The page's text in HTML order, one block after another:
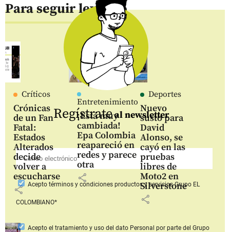
Para seguir leyendo
Críticos
Crónicas
de un Fan
Fatal:
Estados
Alterados
decide
volver a
escucharse
share
Entretenimiento
¡Está muy
cambiada!
Epa Colombia
reapareció en
redes y parece
otra
share
Deportes
Nuevo
susto para
David
Alonso, se
cayó en las
pruebas
libres de
Moto2 en
Silverstone
share
Regístrateal newsletter
Aceptotérminos y condiciones productos y serviciosGrupo EL
COLOMBIANO*
Acepto el tratamiento y uso del dato Personal por parte del Grupo